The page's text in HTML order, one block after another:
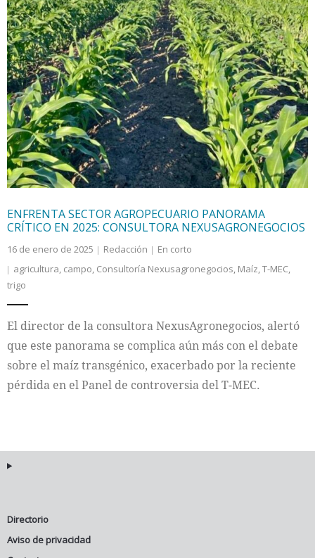
ENFRENTA SECTOR AGROPECUARIO PANORAMA
CRÍTICO EN 2025: CONSULTORA NEXUSAGRONEGOCIOS
16 de enero de 2025 Redacción
En corto
agricultura, campo, Consultoría Nexusagronegocios, Maíz,T-MEC,
trigo
El director de la consultora NexusAgronegocios, alertó
que este panorama se complica aún más con el debate
sobre el maíz transgénico, exacerbado por la reciente
pérdida en el Panel de controversia del T-MEC.
Directorio
Aviso de privacidad